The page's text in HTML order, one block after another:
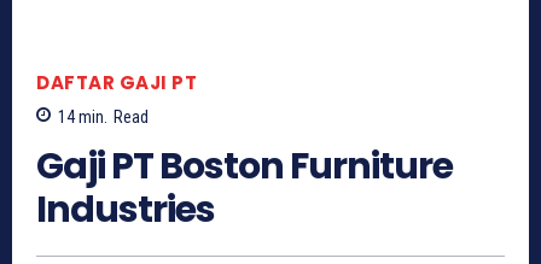
DAFTAR GAJI PT
14min. Read
Gaji PT Boston Furniture
Industries